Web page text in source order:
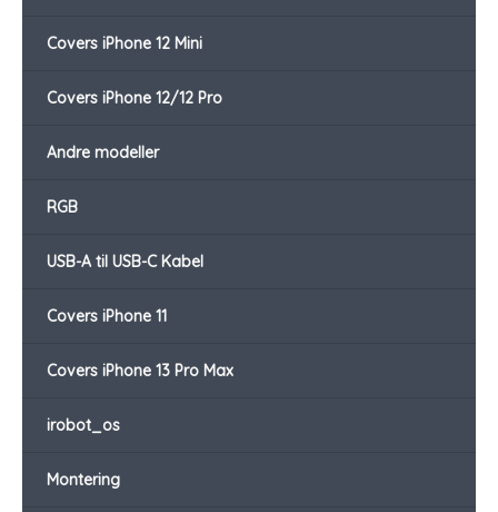
Covers iPhone 12 Mini
Covers iPhone 12/12 Pro
Andre modeller
RGB
USB-A til USB-C Kabel
Covers iPhone 11
Covers iPhone 13 Pro Max
irobot_os
Montering